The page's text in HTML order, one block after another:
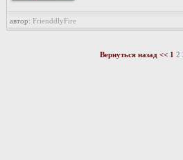
автор: FrienddlyFire
Вернуться назад << 1 2